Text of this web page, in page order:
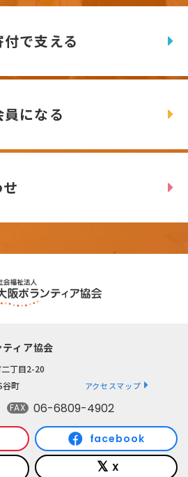
で支える
になる
ィア協会
丁目2-20
谷町
アクセスマップ
FAX 06-6809-4902
facebook
X